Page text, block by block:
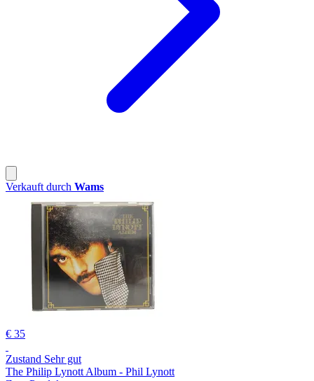
Verkauft durch Wams
€ 35
Zustand Sehr gut
The Philip Lynott Album - Phil Lynott